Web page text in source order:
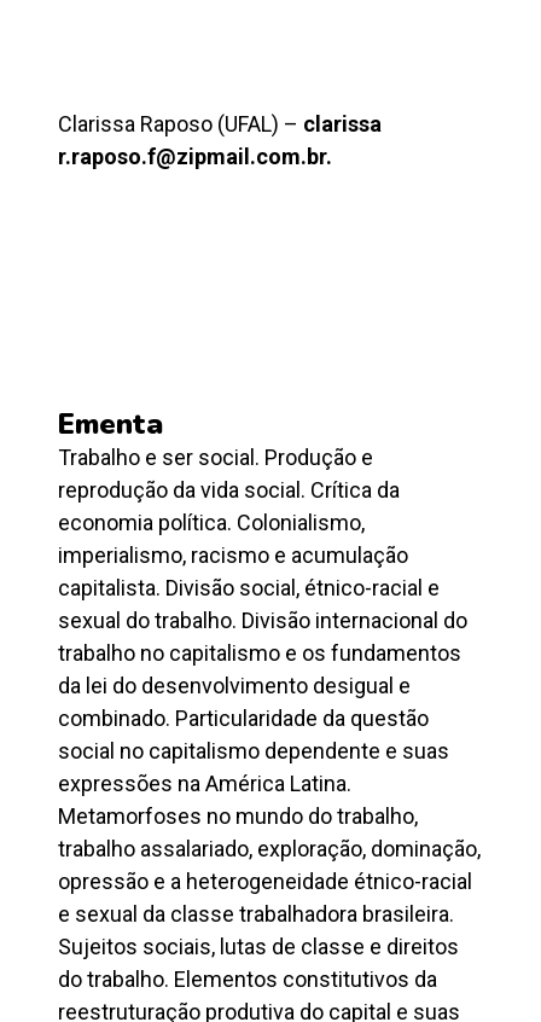
Clarissa Raposo (UFAL) – clarissa
r.raposo.f@zipmail.com.br.
Ementa
Trabalho e ser social. Produção e
reprodução da vida social. Crítica da
economia política. Colonialismo,
imperialismo, racismo e acumulação
capitalista. Divisão social, étnico-racial e
sexual do trabalho. Divisão internacional do
trabalho no capitalismo e os fundamentos
da lei do desenvolvimento desigual e
combinado. Particularidade da questão
social no capitalismo dependente e suas
expressões na América Latina.
Metamorfoses no mundo do trabalho,
trabalho assalariado, exploração, dominação,
opressão e a heterogeneidade étnico-racial
e sexual da classe trabalhadora brasileira.
Sujeitos sociais, lutas de classe e direitos
do trabalho. Elementos constitutivos da
reestruturação produtiva do capital e suas